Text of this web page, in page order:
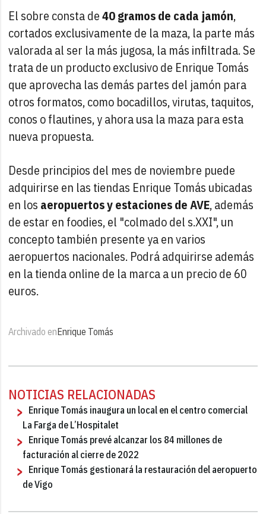
El sobre consta de40 gramos de cada jamón,
cortados exclusivamente de la maza, la parte más
valorada al ser la más jugosa, la más infiltrada. Se
trata de un producto exclusivo de Enrique Tomás
que aprovecha las demás partes del jamón para
otros formatos, como bocadillos, virutas, taquitos,
conos o flautines, y ahora usa la maza para esta
nueva propuesta.
Desde principios del mes de noviembre puede
adquirirse en las tiendas Enrique Tomás ubicadas
en los aeropuertos y estaciones de AVE, además
de estar en foodies, el "colmado del s.XXI", un
concepto también presente ya en varios
aeropuertos nacionales. Podrá adquirirse además
en la tienda online de la marca a un precio de 60
euros.
Archivado enEnrique Tomás
NOTICIAS RELACIONADAS
Enrique Tomás inaugura un local en el centro comercial
La Farga de L’Hospitalet
Enrique Tomás prevé alcanzar los 84 millones de
facturación al cierre de 2022
Enrique Tomás gestionará la restauración del aeropuerto
de Vigo